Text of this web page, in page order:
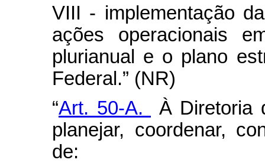
VIII - implementação
ações operacionais
plurianual e o plano
Federal.” (NR)
“Art. 50-A.
À Diretoria
planejar, coordenar,
de: